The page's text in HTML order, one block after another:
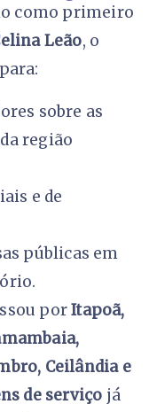
como primeiro
Leão, o
sobre as
região
e de
públicas em
porItapoã,
Ceilândia e
de serviço já